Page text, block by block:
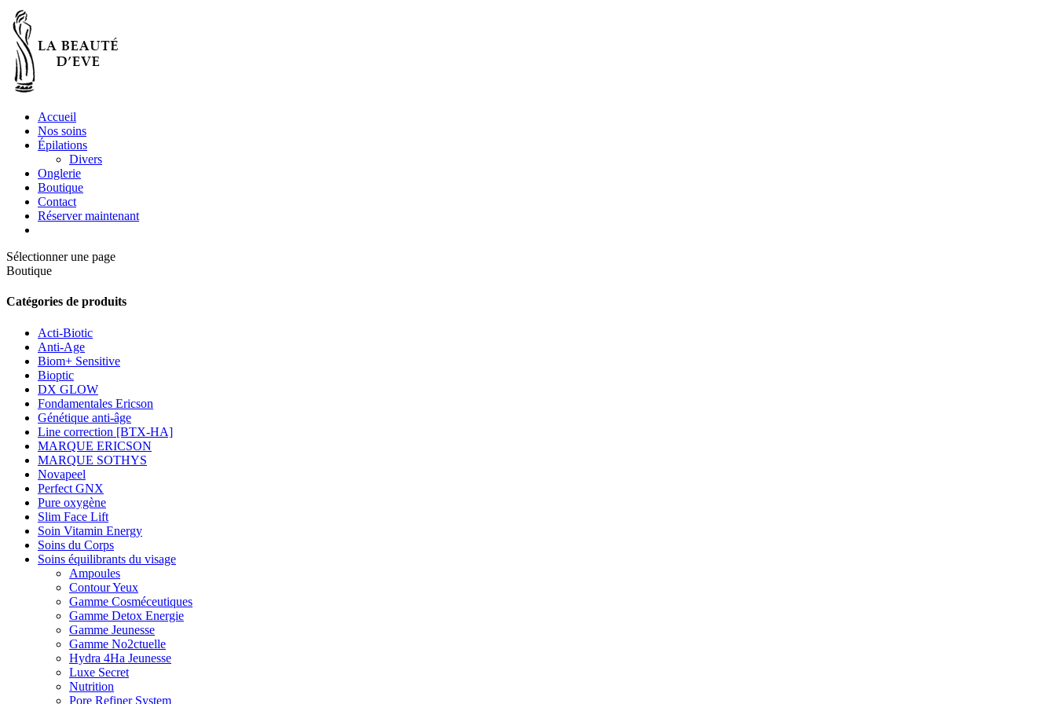
Accueil
Nos soins
Épilations
Divers
Onglerie
Boutique
Contact
Réserver maintenant
Sélectionner une page
Boutique
Catégories de produits
Acti-Biotic
Anti-Age
Biom+ Sensitive
Bioptic
DX GLOW
Fondamentales Ericson
Génétique anti-âge
Line correction [BTX-HA]
MARQUE ERICSON
MARQUE SOTHYS
Novapeel
Perfect GNX
Pure oxygène
Slim Face Lift
Soin Vitamin Energy
Soins du Corps
Soins équilibrants du visage
Ampoules
Contour Yeux
Gamme Cosméceutiques
Gamme Detox Energie
Gamme Jeunesse
Gamme No2ctuelle
Hydra 4Ha Jeunesse
Luxe Secret
Nutrition
Pore Refiner System